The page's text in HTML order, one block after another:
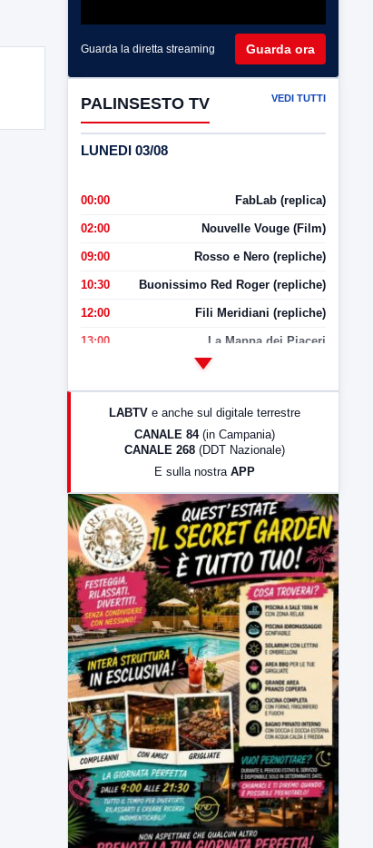
Guarda la diretta streaming Guarda ora
PALINSESTO TV VEDI TUTTI
LUNEDI 03/08
00:00 FabLab (replica)
02:00 Nouvelle Vouge (Film)
09:00 Rosso e Nero (repliche)
10:30 Buonissimo Red Roger (repliche)
12:00 Fili Meridiani (repliche)
13:00 La Mappa dei Piaceri
LabNews (Diretta)
23:00 LabNews (replica)
LABTV e anche sul digitale terrestre
CANALE 84 (in Campania)
CANALE 268 (DDT Nazionale)
E sulla nostra APP